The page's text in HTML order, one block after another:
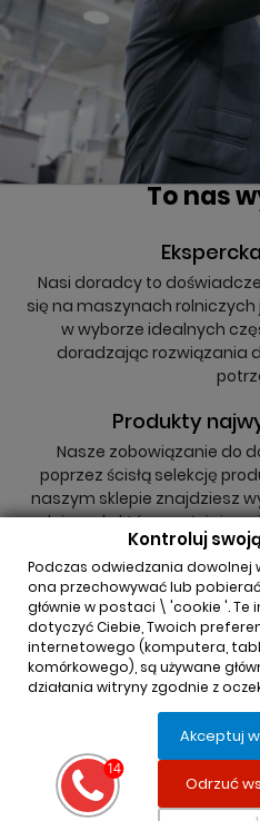
To nas
Nasi doradcy to
się na maszynach rolniczych
w wyborze idealnych
doradzając rozwiązania
Produkty
Nasze zobowiązanie do
poprzez ścisłą selekcję
naszym sklepie znajdziesz
rolniczych, które spełniają
niezależnie od tego, czy są
INFORMACJA O SKLEPIE
REGULAMINY
Kontroluj
Podczas odwiedzania dowolnej
ona przechowywać lub
głównie w postaci \ 'cookie '.
dotyczyć Ciebie, Twoich
internetowego (komputera,
komórkowego), są używane
działania witryny zgodnie z
Akceptuj
Odrzuć